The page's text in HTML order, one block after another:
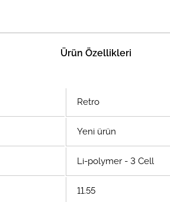
Ürün Özellikleri
Retro
Yeni ürün
Li-polymer - 3 Cell
11.55